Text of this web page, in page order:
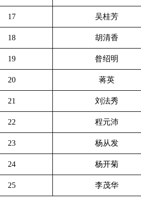
17 吴桂芳
18 胡清香
19 昝绍明
20 蒋英
21 刘法秀
22 程元沛
23 杨从发
24 杨开菊
25 李茂华